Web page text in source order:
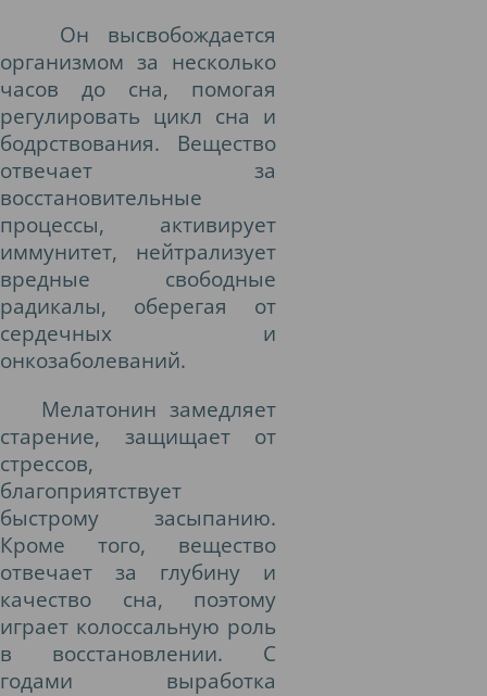
Он высвобождается
организмом за несколько
часов до сна, помогая
регулировать цикл сна и
бодрствования. Вещество
отвечает за
восстановительные
процессы, активирует
иммунитет, нейтрализует
вредные свободные
радикалы, оберегая от
сердечных и
онкозаболеваний.
Мелатонин замедляет
старение, защищает от
стрессов,
благоприятствует
быстрому засыпанию.
Кроме того, вещество
отвечает за глубину и
качество сна, поэтому
играет колоссальную роль
в восстановлении. С
годами выработка